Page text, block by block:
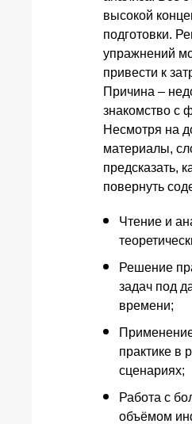
высокой
подготовки.
упражнений
привести к
Причина –
знакомство с
Несмотря на
материалы,
предсказать,
повернуть
Чтение и
Решение
задач под
времени;
практике в
сценариях;
Работа с
объёмом